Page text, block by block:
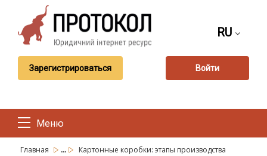
RU
Зарегистрироваться Войти
Меню
Главная ... Картонные коробки: этапы производства